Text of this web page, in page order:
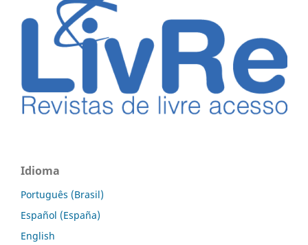
Idioma
Português (Brasil)
Español (España)
English